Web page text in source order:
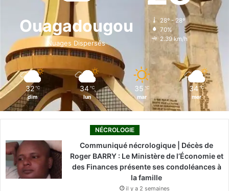
o
k
i
n
g
r
k
Ouagadougou
Nuages Dispersés
28º - 28º
70%
2.39 km/h
32 ℃
dim
34 ℃
lun
35 ℃
mar
34 ℃
mer
NÉCROLOGIE
Communiqué nécrologique | Décès de
Roger BARRY : Le Ministère de l’Économie et
des Finances présente ses condoléances à
la famille
il y a 2 semaines